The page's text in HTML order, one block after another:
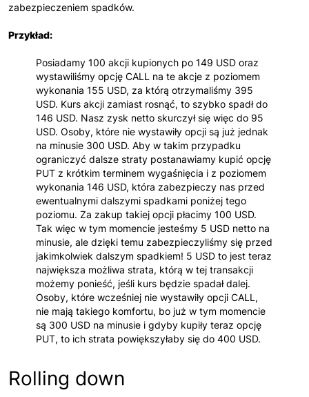
zabezpieczeniem spadków.
Przykład:
Posiadamy 100 akcji kupionych po 149 USD oraz
wystawiliśmy opcję CALL na te akcje z poziomem
wykonania 155 USD, za którą otrzymaliśmy 395
USD. Kurs akcji zamiast rosnąć, to szybko spadł do
146 USD. Nasz zysk netto skurczył się więc do 95
USD. Osoby, które nie wystawiły opcji są już jednak
na minusie 300 USD. Aby w takim przypadku
ograniczyć dalsze straty postanawiamy kupić opcję
PUT z krótkim terminem wygaśnięcia i z poziomem
wykonania 146 USD, która zabezpieczy nas przed
ewentualnymi dalszymi spadkami poniżej tego
poziomu. Za zakup takiej opcji płacimy 100 USD.
Tak więc w tym momencie jesteśmy 5 USD netto na
minusie, ale dzięki temu zabezpieczyliśmy się przed
jakimkolwiek dalszym spadkiem! 5 USD to jest teraz
największa możliwa strata, którą w tej transakcji
możemy ponieść, jeśli kurs będzie spadał dalej.
Osoby, które wcześniej nie wystawiły opcji CALL,
nie mają takiego komfortu, bo już w tym momencie
są 300 USD na minusie i gdyby kupiły teraz opcję
PUT, to ich strata powiększyłaby się do 400 USD.
Rolling down